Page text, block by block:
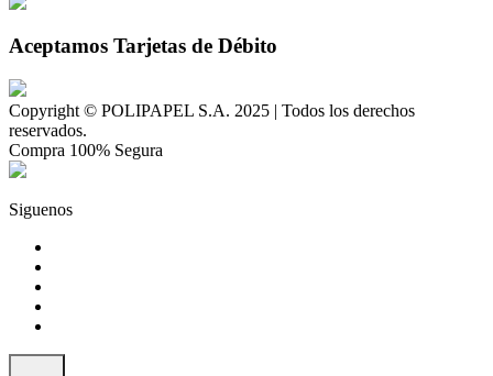
Aceptamos Tarjetas de Débito
Copyright © POLIPAPEL S.A. 2025 | Todos los derechos
reservados.
Compra 100% Segura
Siguenos